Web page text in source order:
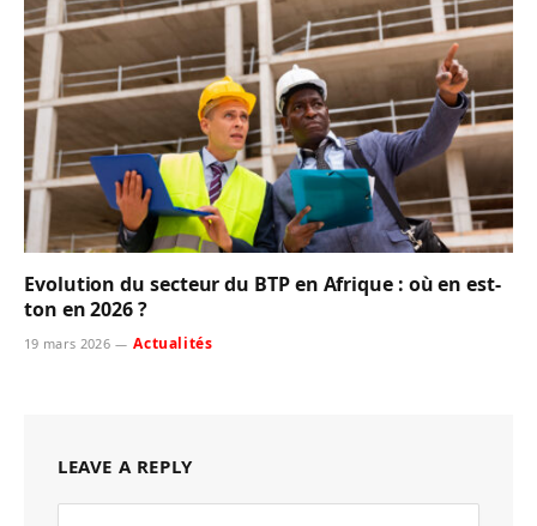
Evolution du secteur du BTP en Afrique : où en est-
ton en 2026 ?
19 mars 2026 Actualités
LEAVE A REPLY